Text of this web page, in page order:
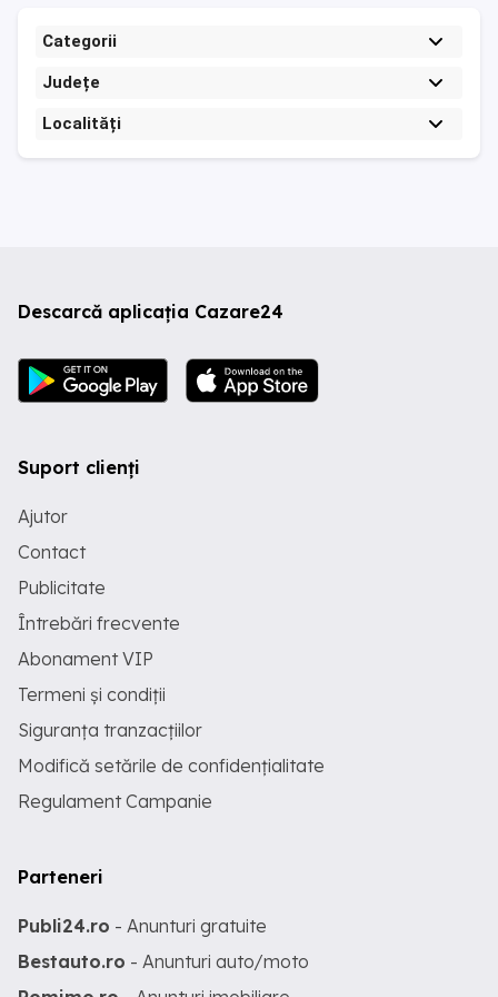
Categorii
Județe
Localități
Descarcă aplicația Cazare24
Suport clienți
Ajutor
Contact
Publicitate
Întrebări frecvente
Abonament VIP
Termeni și condiții
Siguranța tranzacțiilor
Modifică setările de confidențialitate
Regulament Campanie
Parteneri
Publi24.ro - Anunturi gratuite
Bestauto.ro - Anunturi auto/moto